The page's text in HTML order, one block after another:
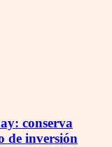
conserva
de inversión